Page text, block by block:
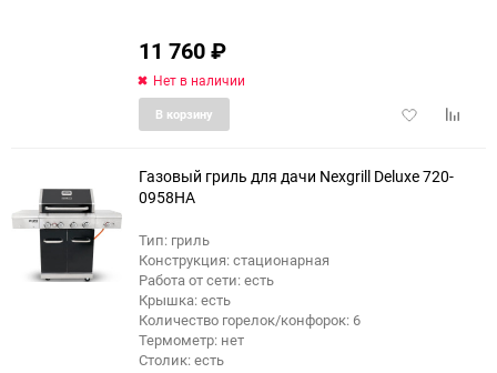
11 760₽
Нет в наличии
Добавить
В корзину
Газовый гриль для дачи Nexgrill Deluxe 720-
0958HA
Тип: гриль
Конструкция: стационарная
Работа от сети: есть
Крышка: есть
Количество горелок/конфорок: 6
Термометр: нет
Столик: есть